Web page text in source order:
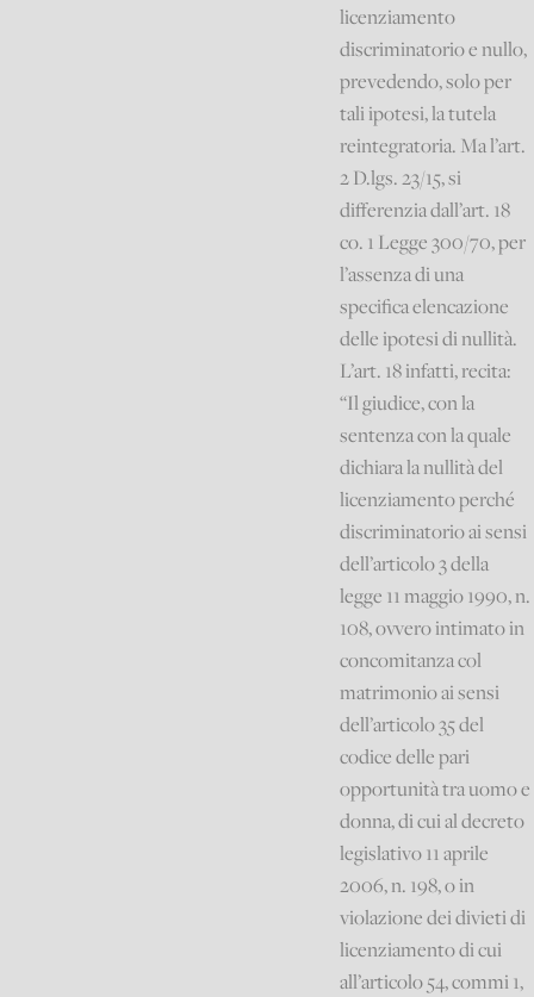
licenziamento
discriminatorio e nullo,
prevedendo, solo per
tali ipotesi, la tutela
reintegratoria. Ma l’art.
2 D.lgs. 23/15, si
differenzia dall’art. 18
co. 1 Legge 300/70, per
l’assenza di una
specifica elencazione
delle ipotesi di nullità.
L’art. 18 infatti, recita:
“Il giudice, con la
sentenza con la quale
dichiara la nullità del
licenziamento perché
discriminatorio ai sensi
dell’articolo 3 della
legge 11 maggio 1990, n.
108, ovvero intimato in
concomitanza col
matrimonio ai sensi
dell’articolo 35 del
codice delle pari
opportunità tra uomo e
donna, di cui al decreto
legislativo 11 aprile
2006, n. 198, o in
violazione dei divieti di
licenziamento di cui
all’articolo 54, commi 1,